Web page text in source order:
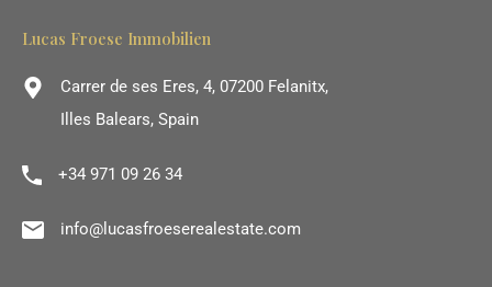
Lucas Froese Immobilien
Carrer de ses Eres, 4, 07200 Felanitx,
Illes Balears, Spain
+34 971 09 26 34
info@lucasfroeserealestate.com